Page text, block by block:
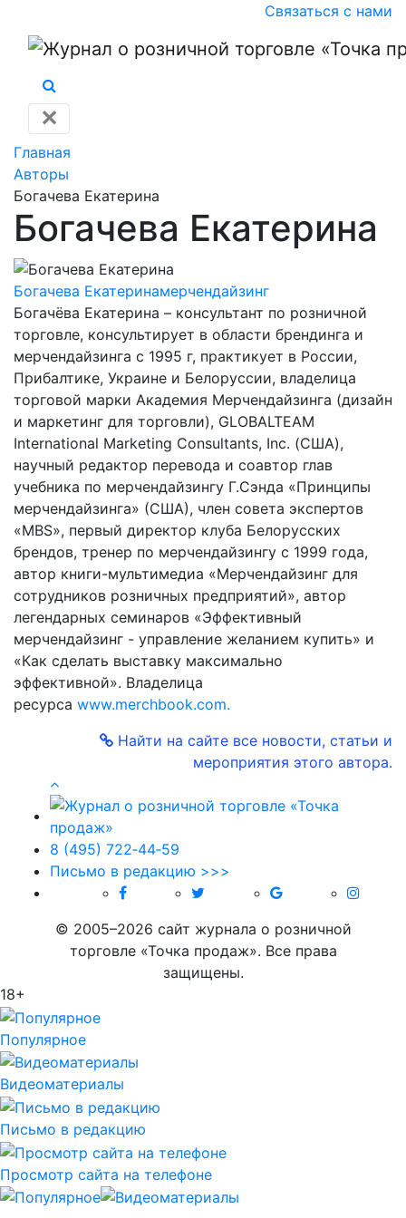
Связаться с нами
✕
Главная
Авторы
Богачева Екатерина
Богачева Екатерина
Богачёва Екатерина – консультант по розничной
торговле, консультирует в области брендинга и
мерчендайзинга с 1995 г, практикует в России,
Прибалтике, Украине и Белоруссии, владелица
торговой марки Академия Мерчендайзинга (дизайн
и маркетинг для торговли), GLOBALTEAM
International Marketing Consultants, Inc. (США),
научный редактор перевода и соавтор глав
учебника по мерчендайзингу Г.Сэнда «Принципы
мерчендайзинга» (США), член совета экспертов
«MBS», первый директор клуба Белорусских
брендов, тренер по мерчендайзингу с 1999 года,
автор книги-мультимедиа «Мерчендайзинг для
сотрудников розничных предприятий», автор
легендарных семинаров «Эффективный
мерчендайзинг - управление желанием купить» и
«Как сделать выставку максимально
эффективной». Владелица
ресурса www.merchbook.com.
Найти на сайте все новости, статьи и
мероприятия этого автора.
Богачева Екатеринамерчендайзинг
8 (495) 722‑44‑59
Письмо в редакцию >>>
© 2005–2026 сайт журнала о розничной
торговле «Точка продаж». Все права
защищены.
18+
Популярное
Видеоматериалы
Письмо в редакцию
Просмотр сайта на телефоне